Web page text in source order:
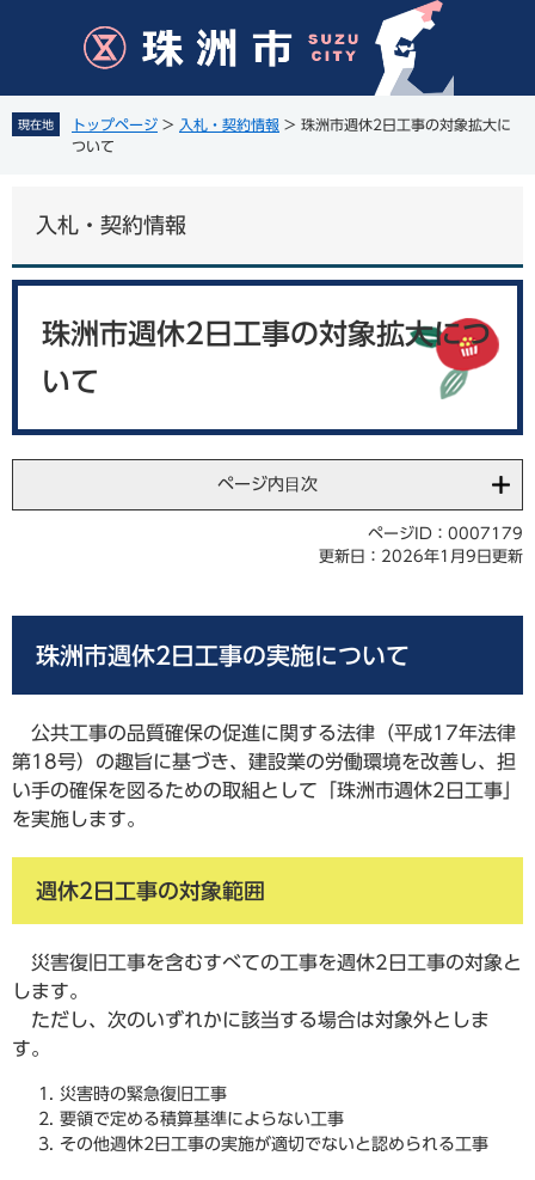
先
頭
を
飛
文
現在地 トップページ > 入札・契約情報 > 珠洲市週休2日工事の対象拡大に
ついて
入札・契約情報
珠洲市週休2日工事の対象拡大につ
いて
ページ内目次
ページID：0007179
更新日：2026年1月9日更新
珠洲市週休2日工事の実施について
公共工事の品質確保の促進に関する法律（平成17年法律
第18号）の趣旨に基づき、建設業の労働環境を改善し、担
い手の確保を図るための取組として「珠洲市週休2日工事」
を実施します。
週休2日工事の対象範囲
災害復旧工事を含むすべての工事を週休2日工事の対象と
します。
ただし、次のいずれかに該当する場合は対象外としま
す。​
災害時の緊急復旧工事
要領で定める積算基準によらない工事
その他週休2日工事の実施が適切でないと認められる工事